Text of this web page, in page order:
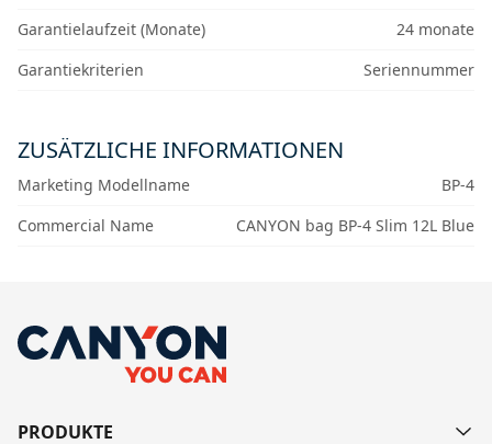
Garantielaufzeit (Monate)
24 monate
Garantiekriterien
Seriennummer
ZUSÄTZLICHE INFORMATIONEN
Marketing Modellname
BP-4
Commercial Name
CANYON bag BP-4 Slim 12L Blue
PRODUKTE